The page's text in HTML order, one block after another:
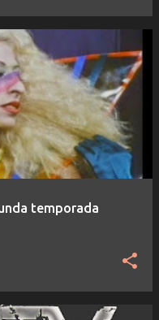
temporada